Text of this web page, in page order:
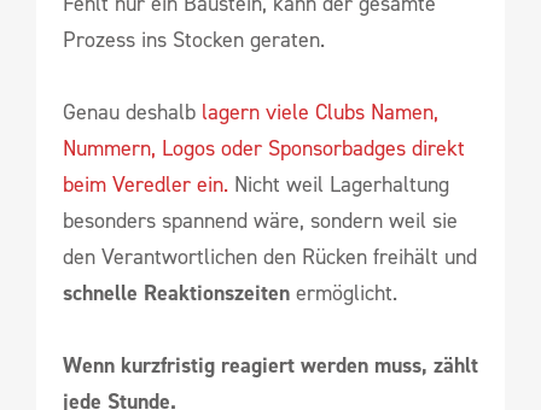
Prozess ins Stocken geraten.
Genau deshalb lagern viele Clubs Namen,
Nummern, Logos oder Sponsorbadges direkt
beim Veredler ein. Nicht weil Lagerhaltung
besonders spannend wäre, sondern weil sie
den Verantwortlichen den Rücken freihält und
schnelle Reaktionszeiten ermöglicht.
Wenn kurzfristig reagiert werden muss, zählt
jede Stunde.